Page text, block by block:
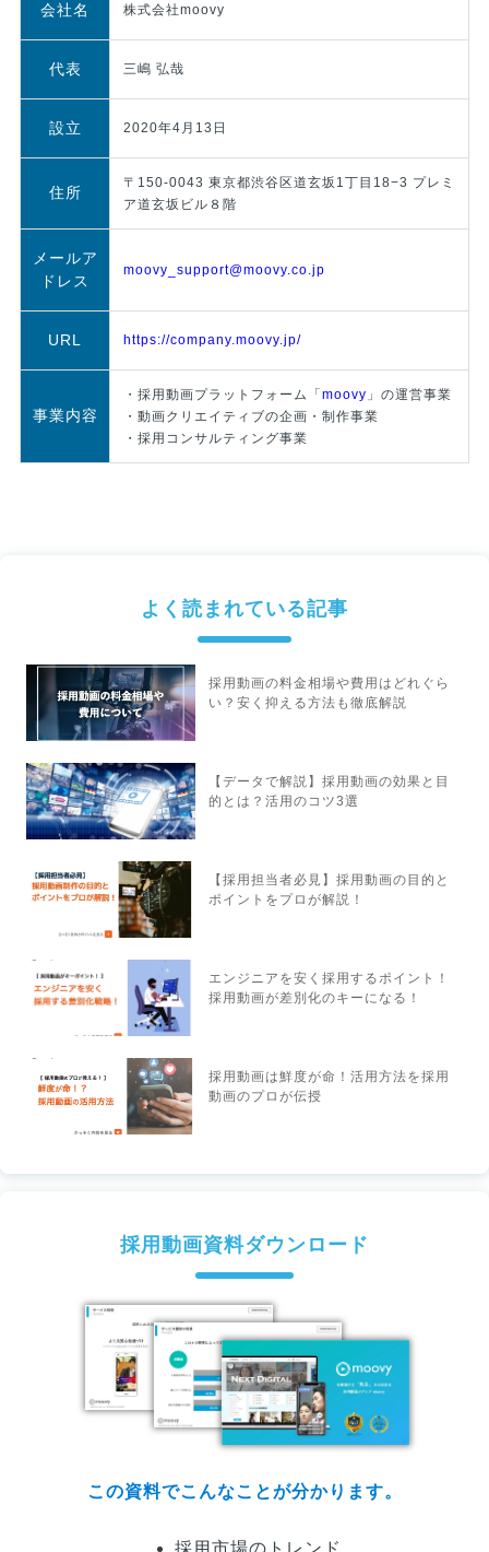
会社名 株式会社moovy
代表 三嶋 弘哉
設立 2020年4月13日
住所
〒150-0043 東京都渋谷区道玄坂1丁目18−3 プレミ
ア道玄坂ビル８階
メールア
ドレス
moovy_support@moovy.co.jp
URL https://company.moovy.jp/
事業内容
・採用動画プラットフォーム「 moovy 」の運営事業
・動画クリエイティブの企画・制作事業
・採用コンサルティング事業
よく読まれている記事
採用動画の料金相場や費用はどれぐら
い？安く抑える方法も徹底解説
【データで解説】採用動画の効果と目
的とは？活用のコツ3選
【採用担当者必見】採用動画の目的と
ポイントをプロが解説！
エンジニアを安く採用するポイント！
採用動画が差別化のキーになる！
採用動画は鮮度が命！活用方法を採用
動画のプロが伝授
採用動画資料ダウンロード
この資料でこんなことが分かります。